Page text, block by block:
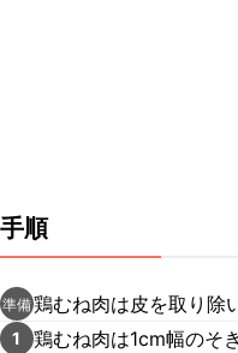
手順
準備鶏むね肉は皮を取り除
1 鶏むね肉は1cm幅のそ